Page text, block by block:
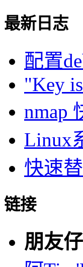
最新日志
配置
"Key
nmap
Linux
快速
链接
朋友仔